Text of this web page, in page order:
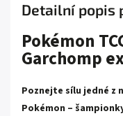
Detailní popis
Pokémon
Garchomp
Poznejte sílu jedné z
Pokémon –